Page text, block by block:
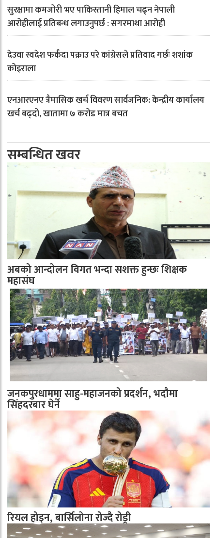
सुरक्षामा कमजोरी भए पाकिस्तानी हिमाल चढ्न नेपाली
आरोहीलाई प्रतिबन्ध लगाउनुपर्छ : सगरमाथा आरोही
देउवा स्वदेश फर्कँदा पक्राउ परे कांग्रेसले प्रतिवाद गर्छः शशांक
कोइराला
एनआरएनए त्रैमासिक खर्च विवरण सार्वजनिक: केन्द्रीय कार्यालय
खर्च बढ्दो, खातामा ७ करोड मात्र बचत
सम्बन्धित खवर
अबको आन्दोलन विगत भन्दा सशक्त हुन्छः शिक्षक
महासंघ
जनकपुरधाममा साहु-महाजनको प्रदर्शन, भदौमा
सिंहदरबार घेर्ने
रियल होइन, बार्सिलोना रोज्दै रोड्री